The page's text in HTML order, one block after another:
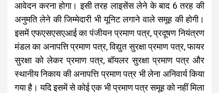
आवेदन करना होगा। इसी तरह लाइसेंस लेने के बाद 6 तरह की
अनुमति लेने की जिम्मेदारी भी यूनिट लगाने वाले समूह की होगी।
इसमें एफएसएसएआई का पंजीयन प्रमाण पत्र, प्रदूषण नियंत्रण
मंडल का अनापत्ति प्रमाण पत्र, विद्युत सुरक्षा प्रमाण पत्र, फायर
सुरक्षा को लेकर प्रमाण पत्र, बॉयलर सुरक्षा प्रमाण पत्र और
स्थानीय निकाय की अनापत्ति प्रमाण पत्र भी लेना अनिवार्य किया
गया है। यदि इसमें से कोई एक भी प्रमाण पत्र समूह को नहीं मिला